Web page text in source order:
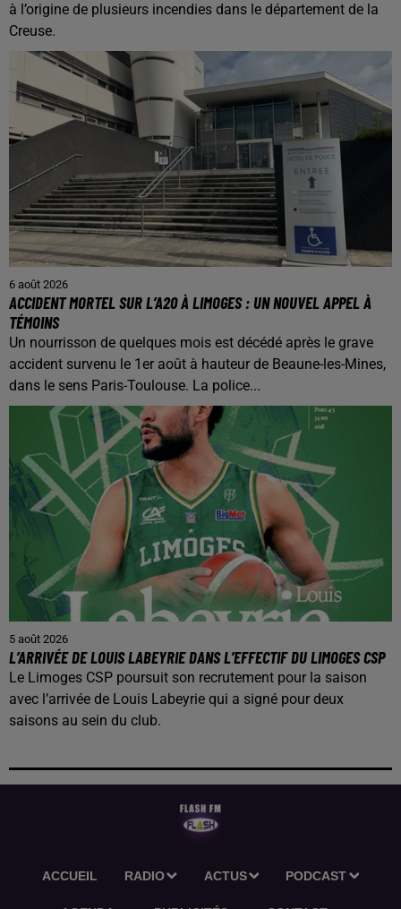
à l’origine de plusieurs incendies dans le département de la
Creuse.
6 août 2026
ACCIDENT MORTEL SUR L’A20 À LIMOGES : UN NOUVEL APPEL À
TÉMOINS
Un nourrisson de quelques mois est décédé après le grave
accident survenu le 1er août à hauteur de Beaune-les-Mines,
dans le sens Paris-Toulouse. La police...
5 août 2026
L’ARRIVÉE DE LOUIS LABEYRIE DANS L’EFFECTIF DU LIMOGES CSP
Le Limoges CSP poursuit son recrutement pour la saison
avec l’arrivée de Louis Labeyrie qui a signé pour deux
saisons au sein du club.
ACCUEIL RADIO ACTUS PODCAST